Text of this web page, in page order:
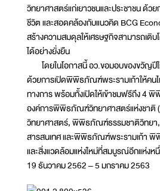
วิทยาศาสตร์แก่เยาวชนและประชาชน ด้ว
ชีวิต และสอดคล้องกับแนวคิด BCG
สร้างความสมดุลให้เศรษฐกิจสามารถเติ
ได้อย่างยั่งยืน
โดยในโอกาสนี้ อว.ขอมอบของขวัญปี
ด้วยการเปิดพิพิธภัณฑ์พระรามเก้าให้คนไ
ทางการ พร้อมทั้งเปิดให้เข้าชมฟรีถึง 4
องค์การพิพิธภัณฑ์วิทยาศาสตร์แห่งชา
วิทยาศาสตร์, พิพิธภัณฑ์ธรรมชาติวิทย
สารสนเทศ และพิพิธภัณฑ์พระรามเก้า
และสิ่งแวดล้อมแห่งใหม่ที่สมบูรณ์อีกแห่งห
19 ธันวาคม 2562 – 5 มกราคม 2563